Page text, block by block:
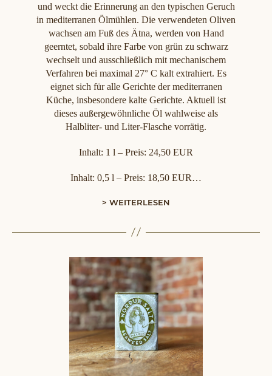
und weckt die Erinnerung an den typischen Geruch
in mediterranen Ölmühlen. Die verwendeten Oliven
wachsen am Fuß des Ätna, werden von Hand
geerntet, sobald ihre Farbe von grün zu schwarz
wechselt und ausschließlich mit mechanischem
Verfahren bei maximal 27° C kalt extrahiert. Es
eignet sich für alle Gerichte der mediterranen
Küche, insbesondere kalte Gerichte. Aktuell ist
dieses außergewöhnliche Öl wahlweise als
Halbliter- und Liter-Flasche vorrätig.
Inhalt: 1 l – Preis: 24,50 EUR
Inhalt: 0,5 l – Preis: 18,50 EUR…
> WEITERLESEN